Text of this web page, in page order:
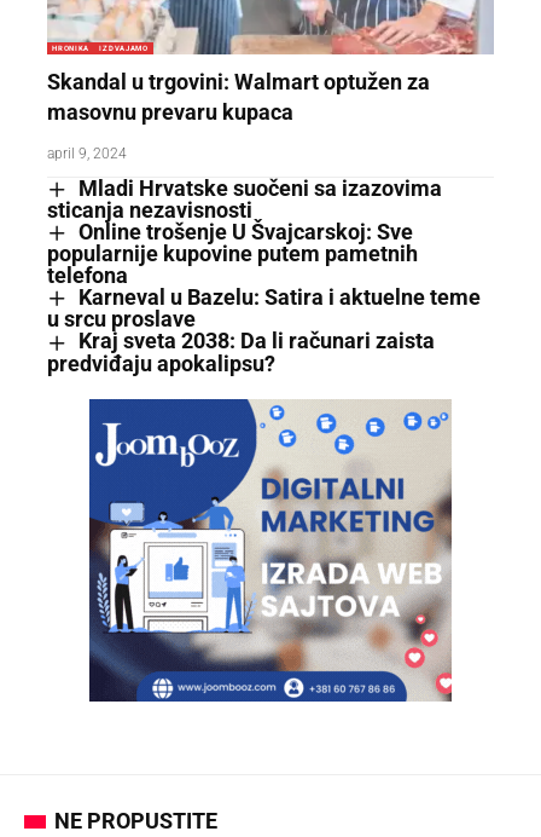
HRONIKA IZDVAJAMO
Skandal u trgovini: Walmart optužen za
masovnu prevaru kupaca
april 9, 2024
Mladi Hrvatske suočeni sa izazovima
sticanja nezavisnosti
Online trošenje U Švajcarskoj: Sve
popularnije kupovine putem pametnih
telefona
Karneval u Bazelu: Satira i aktuelne teme
u srcu proslave
Kraj sveta 2038: Da li računari zaista
predviđaju apokalipsu?
NE PROPUSTITE